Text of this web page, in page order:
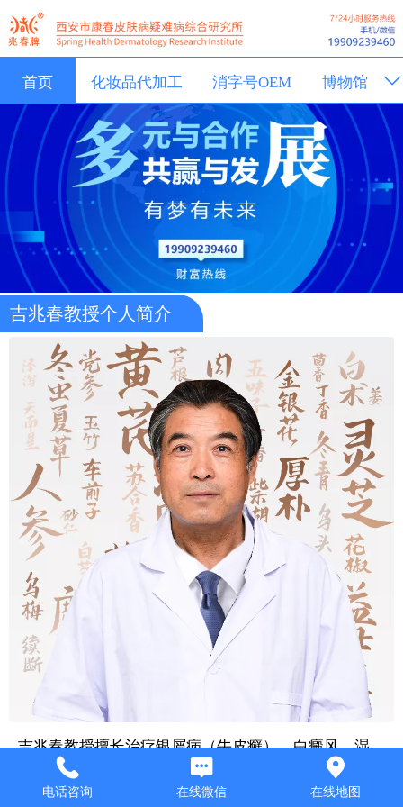
首页 化妆品代加工 消字号OEM 博物馆
新闻动态
吉兆春教授个人简介
吉兆春教授擅长治疗银屑病（牛皮癣）、白癜风、湿
疹、痤疮、酒渣鼻、面部长期敏感、激素性皮炎、角质
层薄、红血丝、毛孔粗大、黄褐斑、扁平疣、神经性皮
电话咨询 在线微信 在线地图